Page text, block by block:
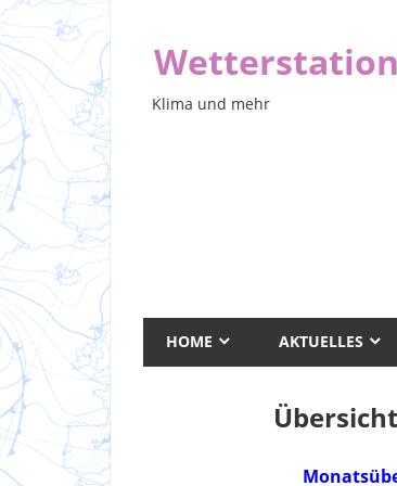
Inhalt
springen
Klima und mehr
HOME AKTUELLES
Übersicht